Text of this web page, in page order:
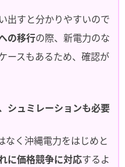
出すと分かりやすいので
の移行の際、新電力のな
ースもあるため、確認が
ュミレーションも必要
く沖縄電力をはじめと
に価格競争に対応するよ